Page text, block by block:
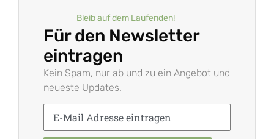
Bleib auf dem Laufenden!
Für den Newsletter
eintragen
Kein Spam, nur ab und zu ein Angebot und
neueste Updates.